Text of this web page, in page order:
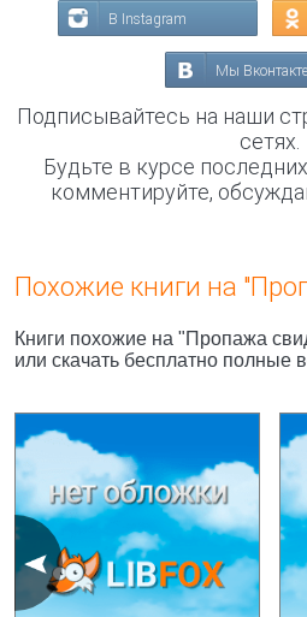
В Instagram
Мы Вконтакте
Подписывайтесь на наши
сетях.
Будьте в курсе
комментируйте,
Похожие книги на
Книги похожие на "Пропажа
или скачать бесплатно полные